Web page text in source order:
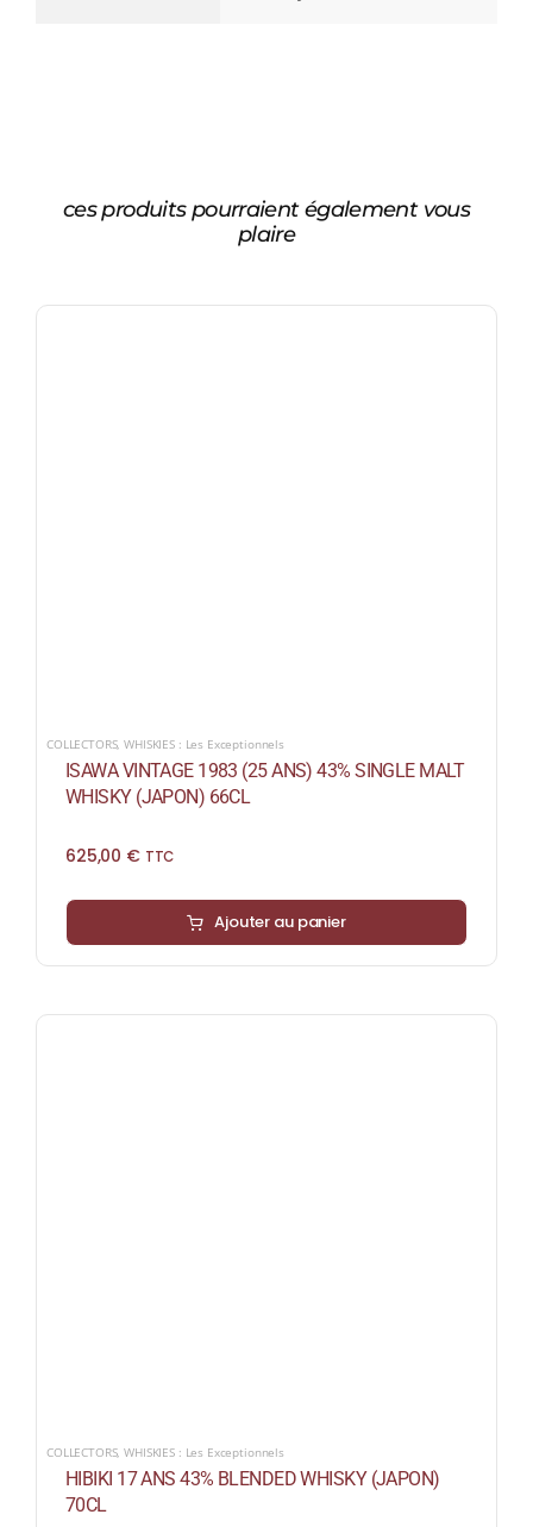
ces produits pourraient également vous
plaire
COLLECTORS,WHISKIES : Les Exceptionnels
ISAWA VINTAGE 1983 (25 ANS) 43% SINGLE MALT
WHISKY (JAPON) 66CL
625,00 € TTC
Ajouter au panier
COLLECTORS,WHISKIES : Les Exceptionnels
HIBIKI 17 ANS 43% BLENDED WHISKY (JAPON)
70CL